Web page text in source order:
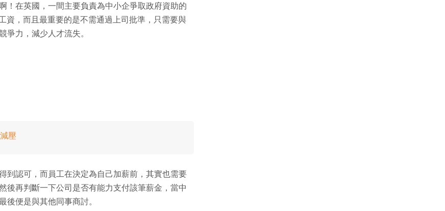
！在英國，一間主要負責為中小企爭取政府資助的
資，而且最重要的是不需通過上司批準，只需要與
爭力，減少人才流失。
壓
到認可，而員工在決定為自己加薪前，其實也需要
後再判斷一下公司是否有能力支付該筆薪金，當中
後便是與其他同事商討。